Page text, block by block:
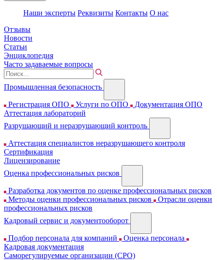
Наши эксперты Реквизиты Контакты О нас
Отзывы
Новости
Статьи
Энциклопедия
Часто задаваемые вопросы
Промышленная безопасность
Регистрация ОПО Услуги по ОПО
Документация ОПО
Аттестация лабораторий
Разрушающий и неразрушающий контроль
Аттестация специалистов неразрушающего контроля
Сертификация
Лицензирование
Оценка профессиональных рисков
Разработка документов по оценке профессиональных рисков
Методы оценки профессиональных рисков
Отрасли оценки
профессиональных рисков
Кадровый сервис и документооборот
Подбор персонала для компаний
Оценка персонала
Кадровая документация
Cаморегулируемые организации (СРО)